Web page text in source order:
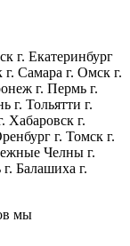
г. Екатеринбург
Самара г. Омск г.
г. Пермь г.
г. Тольятти г.
Хабаровск г.
г. Томск г.
Челны г.
Балашиха г.
мы